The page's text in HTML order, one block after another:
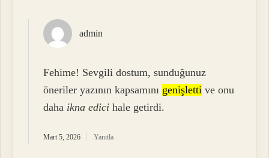
admin
Fehime! Sevgili dostum, sunduğunuz
öneriler yazının kapsamını genişletti ve onu
daha ikna edici hale getirdi.
Mart 5, 2026 Yanıtla